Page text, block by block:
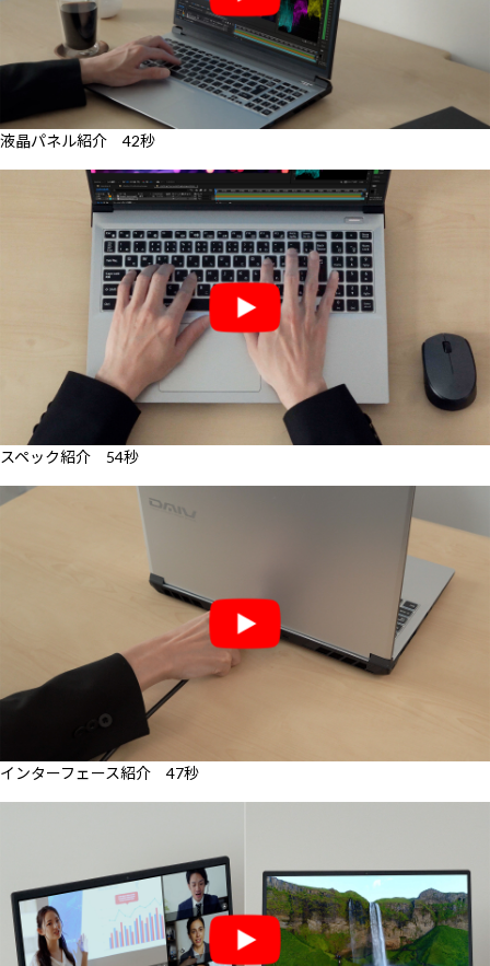
液晶パネル紹介 42秒
スペック紹介 54秒
インターフェース紹介 47秒